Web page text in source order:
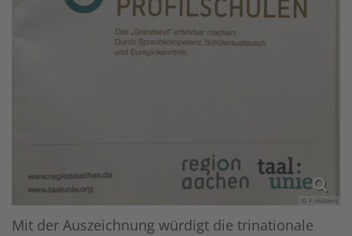
© F. Hülden
Mit der Auszeichnung würdigt die trinationale